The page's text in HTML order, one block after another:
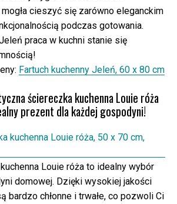
cieszyć się zarówno eleganckim
podczas gotowania.
praca w kuchni stanie się
Fartuch kuchenny Jeleń, 60 x 80 cm
ściereczka kuchenna Louie róża
prezent dla każdej gospodyni!
Louie róża to idealny wybór
domowej. Dzięki wysokiej jakości
bardzo chłonne i trwałe, co pozwoli Ci